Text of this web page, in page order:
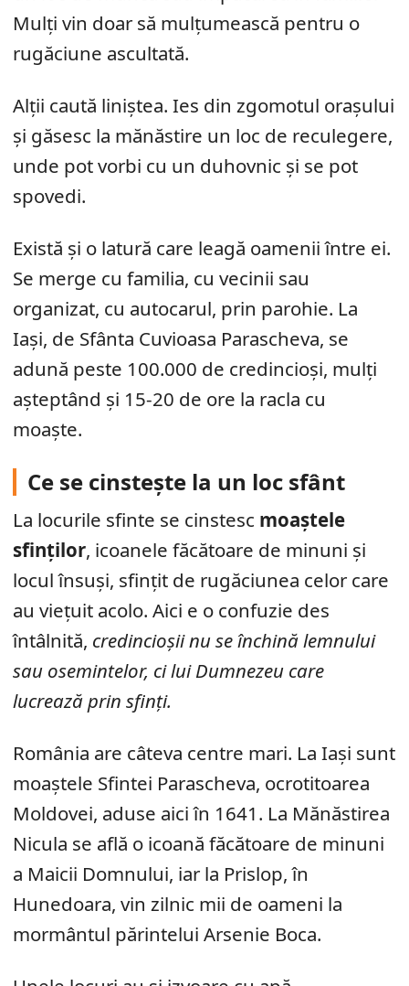
Mulți vin doar să mulțumească pentru o
rugăciune ascultată.
Alții caută liniștea. Ies din zgomotul orașului
și găsesc la mănăstire un loc de reculegere,
unde pot vorbi cu un duhovnic și se pot
spovedi.
Există și o latură care leagă oamenii între ei.
Se merge cu familia, cu vecinii sau
organizat, cu autocarul, prin parohie. La
Iași, de Sfânta Cuvioasa Parascheva, se
adună peste 100.000 de credincioși, mulți
așteptând și 15-20 de ore la racla cu
moaște.
Ce se cinstește la un loc sfânt
La locurile sfinte se cinstesc moaștele
sfinților, icoanele făcătoare de minuni și
locul însuși, sfințit de rugăciunea celor care
au viețuit acolo. Aici e o confuzie des
întâlnită, credincioșii nu se închină lemnului
sau osemintelor, ci lui Dumnezeu care
lucrează prin sfinți.
România are câteva centre mari. La Iași sunt
moaștele Sfintei Parascheva, ocrotitoarea
Moldovei, aduse aici în 1641. La Mănăstirea
Nicula se află o icoană făcătoare de minuni
a Maicii Domnului, iar la Prislop, în
Hunedoara, vin zilnic mii de oameni la
mormântul părintelui Arsenie Boca.